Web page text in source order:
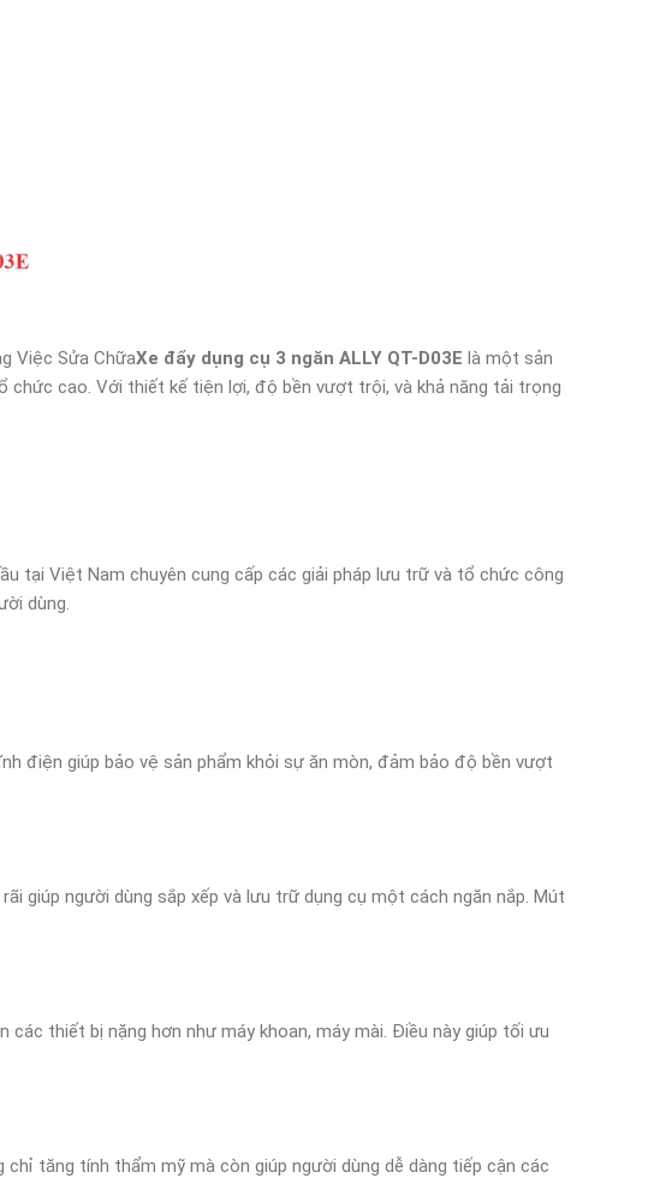
Việc Sửa ChữaXe đẩy dụng cụ 3 ngăn ALLY QT-D03E là một sản
chức cao. Với thiết kế tiện lợi, độ bền vượt trội, và khả năng tải trọng
tại Việt Nam chuyên cung cấp các giải pháp lưu trữ và tổ chức công
dùng.
điện giúp bảo vệ sản phẩm khỏi sự ăn mòn, đảm bảo độ bền vượt
giúp người dùng sắp xếp và lưu trữ dụng cụ một cách ngăn nắp. Mút
thiết bị nặng hơn như máy khoan, máy mài. Điều này giúp tối ưu
tăng tính thẩm mỹ mà còn giúp người dùng dễ dàng tiếp cận các